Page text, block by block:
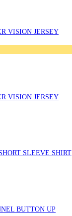
VISION JERSEY
VISION JERSEY
SLEEVE SHIRT
BUTTON UP